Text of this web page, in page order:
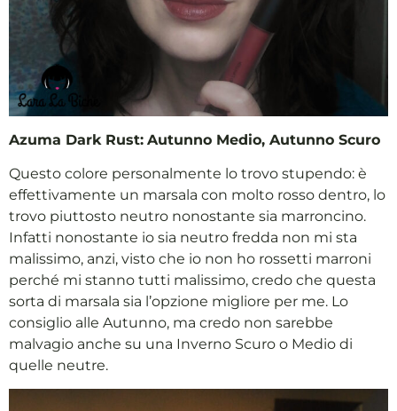
Azuma Dark Rust: Autunno Medio, Autunno Scuro
Questo colore personalmente lo trovo stupendo: è
effettivamente un marsala con molto rosso dentro, lo
trovo piuttosto neutro nonostante sia marroncino.
Infatti nonostante io sia neutro fredda non mi sta
malissimo, anzi, visto che io non ho rossetti marroni
perché mi stanno tutti malissimo, credo che questa
sorta di marsala sia l’opzione migliore per me. Lo
consiglio alle Autunno, ma credo non sarebbe
malvagio anche su una Inverno Scuro o Medio di
quelle neutre.